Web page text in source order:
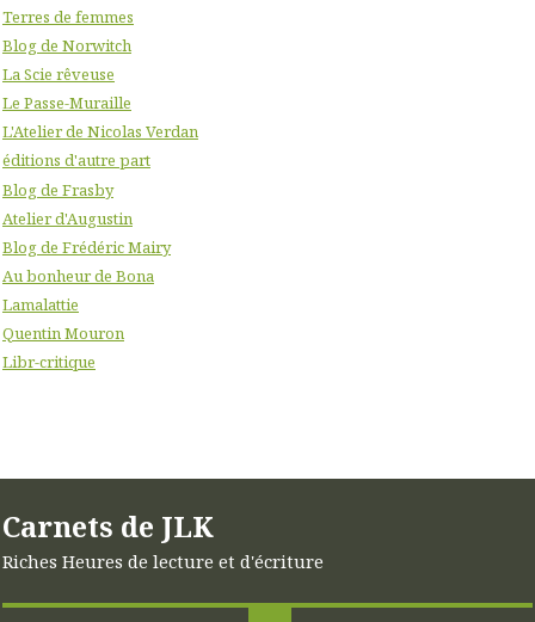
Terres de femmes
Blog de Norwitch
La Scie rêveuse
Le Passe-Muraille
L'Atelier de Nicolas Verdan
éditions d'autre part
Blog de Frasby
Atelier d'Augustin
Blog de Frédéric Mairy
Au bonheur de Bona
Lamalattie
Quentin Mouron
Libr-critique
Carnets de JLK
Riches Heures de lecture et d'écriture